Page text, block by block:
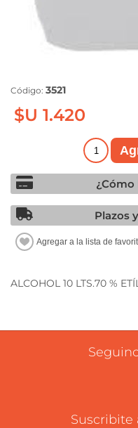
Código: 3521
$U 1.420
¿Cómo
Plazos
ALCOHOL 10 LTS.70 %
Suscribite